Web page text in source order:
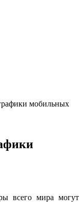
мобильных
всего мира могут